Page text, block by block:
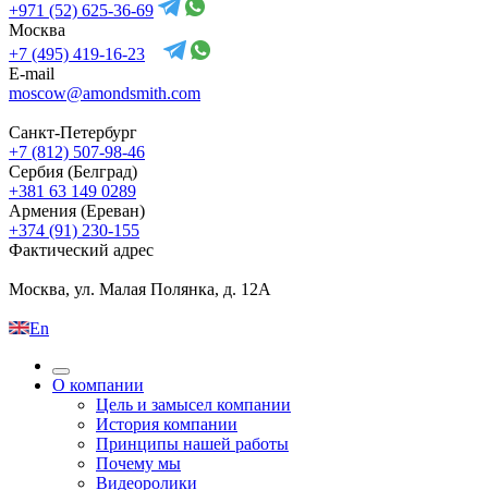
+971 (52) 625-36-69
Москва
+7 (495) 419-16-23
E-mail
moscow@amondsmith.com
Санкт-Петербург
+7 (812) 507-98-46
Сербия (Белград)
+381 63 149 0289
Армения (Ереван)
+374 (91) 230-155
Фактический адрес
Москва, ул. Малая Полянка, д. 12А
En
О компании
Цель и замысел компании
История компании
Принципы нашей работы
Почему мы
Видеоролики